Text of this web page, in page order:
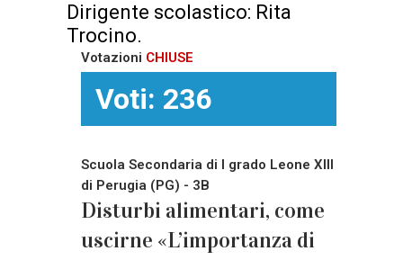
Dirigente scolastico: Rita
Trocino.
Votazioni CHIUSE
Voti: 236
Scuola Secondaria di I grado Leone XIII
di Perugia (PG) - 3B
Disturbi alimentari, come
uscirne «L’importanza di